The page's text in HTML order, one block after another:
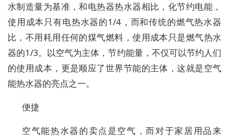
水制造量为基准，和电热器热水器相比，化节约电能，
使用成本只有电热水器的1/4，而和传统的燃气热水器
比，不用耗用任何的煤气燃料，使用成本只是燃气热水
器的1/3。以空气为主体，节约能量，不仅可以节约人们
的使用成本，更是顺应了世界节能的主体，这就是空气
能热水器的亮点之一。
便捷
空气能热水器的卖点是空气，而对于家居用品来